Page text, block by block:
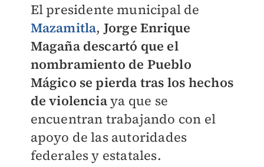
El presidente municipal de
Mazamitla, Jorge Enrique
Magaña descartó que el
nombramiento de Pueblo
Mágico se pierda tras los hechos
de violenciaya que se
encuentran trabajando con el
apoyo de las autoridades
federales y estatales.